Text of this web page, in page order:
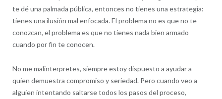
te dé una palmada pública, entonces no tienes una estrategia:
tienes una ilusión mal enfocada. El problema no es que no te
conozcan, el problema es que no tienes nada bien armado
cuando por fin te conocen.
No me malinterpretes, siempre estoy dispuesto a ayudar a
quien demuestra compromiso y seriedad. Pero cuando veo a
alguien intentando saltarse todos los pasos del proceso,